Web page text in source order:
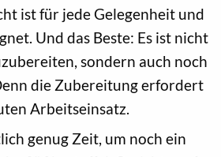
ist für jede Gelegenheit und
Und das Beste: Es ist nicht
sondern auch noch
die Zubereitung erfordert
Arbeitseinsatz.
genug Zeit, um noch ein